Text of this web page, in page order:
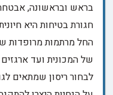
בראש ובראשונה,
חגורת בטיחות היא
החל מרתמות מרופדות
של המכונית ועד
לבחור ריסון שמתאים